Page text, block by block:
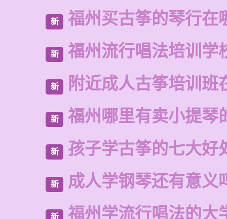
新 福州买古筝的琴行在
新 福州流行唱法培训学
新 附近成人古筝培训班
新 福州哪里有卖小提琴
新 孩子学古筝的七大好
新 成人学钢琴还有意义
新 福州学流行唱法的大